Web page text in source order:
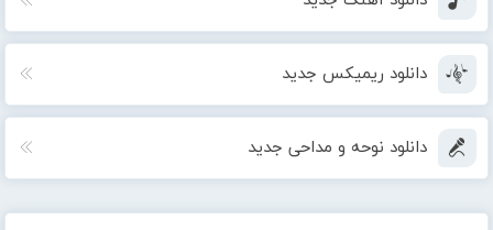
دانلود ریمیکس جدید
دانلود نوحه و مداحی جدید